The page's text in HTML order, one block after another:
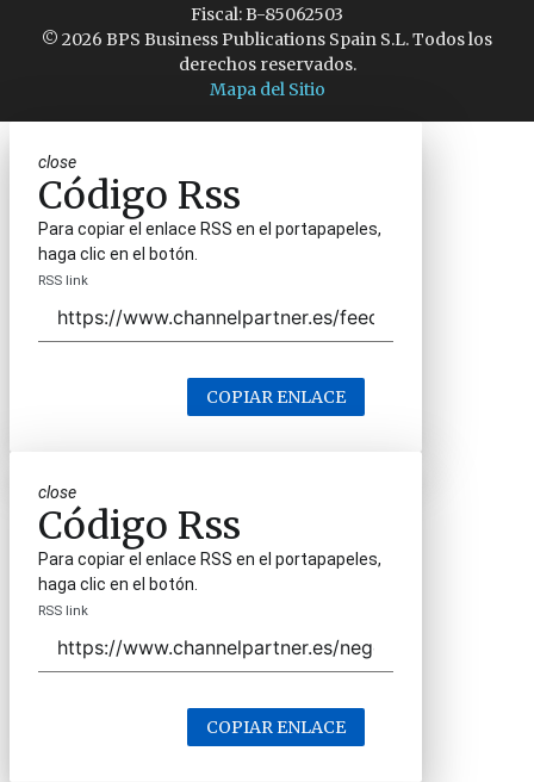
Fiscal: B-85062503
© 2026 BPS Business Publications Spain S.L. Todos los
derechos reservados.
Mapa del Sitio
close
Código Rss
Para copiar el enlace RSS en el portapapeles,
haga clic en el botón.
RSS link
COPIAR ENLACE
close
Código Rss
Para copiar el enlace RSS en el portapapeles,
haga clic en el botón.
RSS link
COPIAR ENLACE